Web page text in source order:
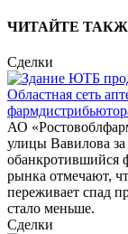
ЧИТАЙТЕ
Сделки
Областная сеть
АО
улицы Вавилова
обанкротившийся
рынка отмечают,
переживает спад
стало меньше.
Сделки